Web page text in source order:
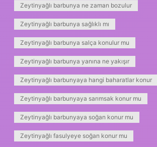
Zeytinyağlı barbunya ne zaman bozulur
Zeytinyağlı barbunya sağlıklı mı
Zeytinyağlı barbunya salça konulur mu
Zeytinyağlı barbunya yanına ne yakışır
Zeytinyağlı barbunyaya hangi baharatlar konur
Zeytinyağlı barbunyaya sarımsak konur mu
Zeytinyağlı barbunyaya soğan konur mu
Zeytinyağlı fasulyeye soğan konur mu